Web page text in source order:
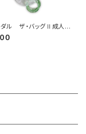
ダル ザ・バッグⅡ成人用
回使用手動式肺人工蘇